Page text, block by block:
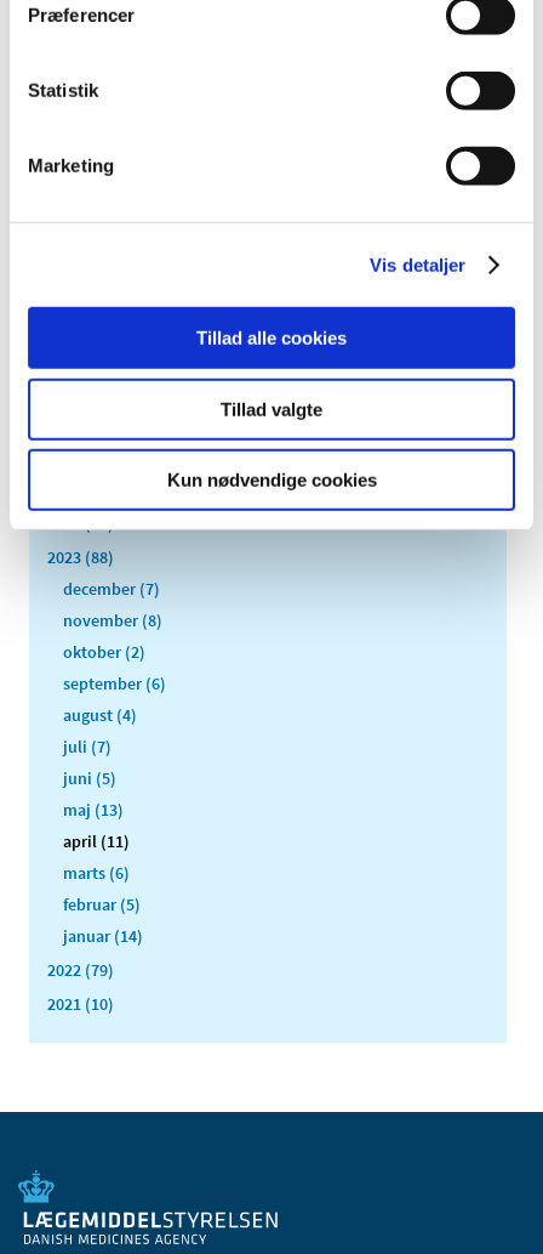
Præferencer
Statistik
Marketing
Vis detaljer
Tillad alle cookies
Tillad valgte
Kun nødvendige cookies
Forsyningsvanskeligheder for Stronghold Plus
|4. april 2023
Der er aktuelle problemer med forsyningen af Stronghold
Der er aktuelle problemer med forsyningen af
Alle (479)
2026 (110)
2023 (88)
december (7)
november (8)
oktober (2)
september (6)
august (4)
juli (7)
juni (5)
maj (13)
april (11)
marts (6)
februar (5)
januar (14)
2022 (79)
2021 (10)